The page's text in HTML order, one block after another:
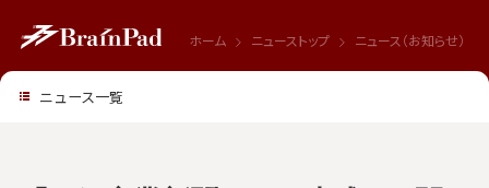
ホーム ニューストップ ニュース（お知らせ）
ニュース一覧